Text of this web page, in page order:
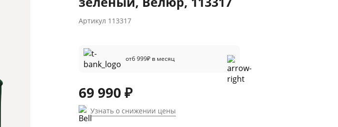
Артикул 113317
от6 999₽ в месяц
69 990 ₽
Узнать о снижении цены